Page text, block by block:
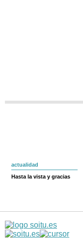
actualidad
Hasta la vista y gracias